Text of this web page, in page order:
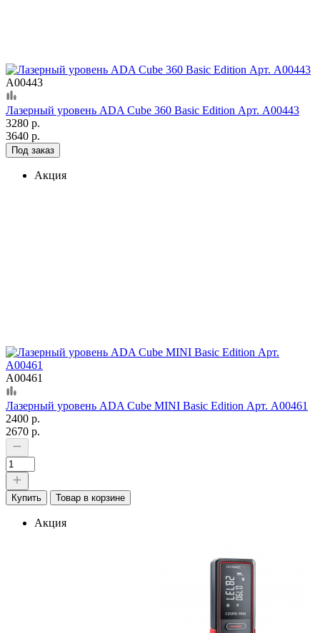
А00443
Лазерный уровень ADA Cube 360 Basic Edition Арт. А00443
3280 р.
3640 р.
Под заказ
Акция
А00461
Лазерный уровень ADA Cube MINI Basic Edition Арт. А00461
2400 р.
2670 р.
Купить Товар в корзине
Акция